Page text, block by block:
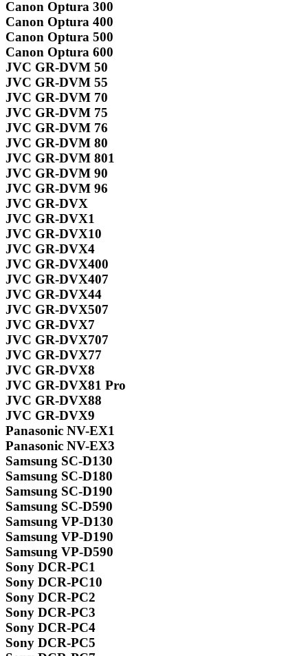
Canon Optura 300
Canon Optura 400
Canon Optura 500
Canon Optura 600
JVC GR-DVM 50
JVC GR-DVM 55
JVC GR-DVM 70
JVC GR-DVM 75
JVC GR-DVM 76
JVC GR-DVM 80
JVC GR-DVM 801
JVC GR-DVM 90
JVC GR-DVM 96
JVC GR-DVX
JVC GR-DVX1
JVC GR-DVX10
JVC GR-DVX4
JVC GR-DVX400
JVC GR-DVX407
JVC GR-DVX44
JVC GR-DVX507
JVC GR-DVX7
JVC GR-DVX707
JVC GR-DVX77
JVC GR-DVX8
JVC GR-DVX81 Pro
JVC GR-DVX88
JVC GR-DVX9
Panasonic NV-EX1
Panasonic NV-EX3
Samsung SC-D130
Samsung SC-D180
Samsung SC-D190
Samsung SC-D590
Samsung VP-D130
Samsung VP-D190
Samsung VP-D590
Sony DCR-PC1
Sony DCR-PC10
Sony DCR-PC2
Sony DCR-PC3
Sony DCR-PC4
Sony DCR-PC5